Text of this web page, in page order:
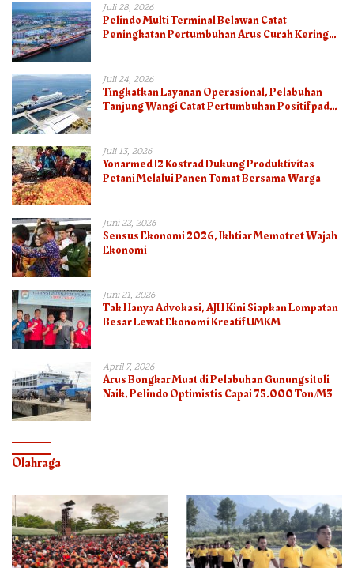
Juli 28, 2026
Pelindo Multi Terminal Belawan Catat
Peningkatan Pertumbuhan Arus Curah Kering
Juli 24, 2026
Tingkatkan Layanan Operasional, Pelabuhan
Tanjung Wangi Catat Pertumbuhan Positif pada
Juli 13, 2026
Yonarmed 12 Kostrad Dukung Produktivitas
Petani Melalui Panen Tomat Bersama Warga
Juni 22, 2026
Sensus Ekonomi 2026, Ikhtiar Memotret Wajah
Ekonomi
Juni 21, 2026
Tak Hanya Advokasi, AJH Kini Siapkan Lompatan
Besar Lewat Ekonomi Kreatif UMKM
April 7, 2026
Arus Bongkar Muat di Pelabuhan Gunungsitoli
Naik, Pelindo Optimistis Capai 75.000 Ton/M3
Olahraga